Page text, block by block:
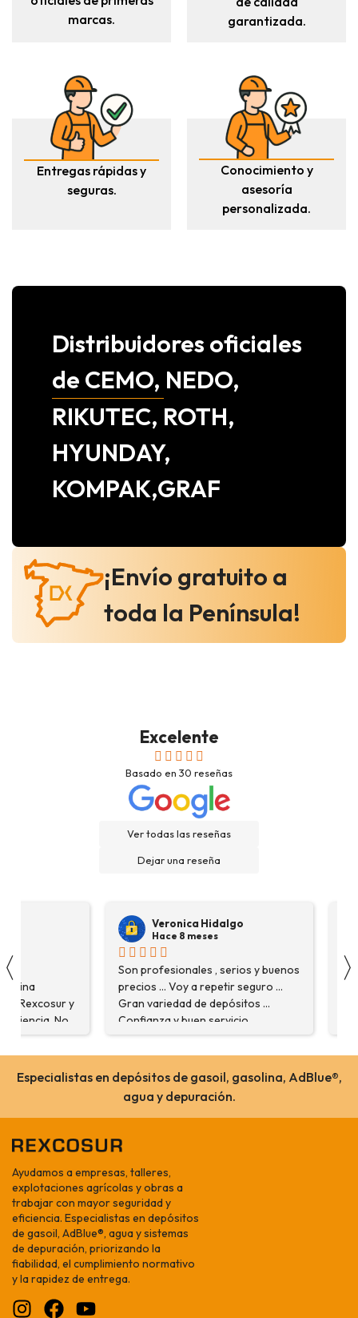
Asesoramiento técnico personalizado.
Envíos rápidos a toda España.
Atención profesional antes y después de la compra.
Excelente relación calidad-precio.
EnREXCOSURtrabajamos para ofrecer soluciones fiables y
duraderas que ayuden a profesionales y particulares a
realizar sus trabajos de jardinería, agricultura y
mantenimiento con la máxima eficacia. Descubre nuestro
marcas.
garantizada.
Entregas rápidas y
seguras.
Conocimiento y
asesoría
personalizada.
Distribuidores oficiales
de CEMO, NEDO,
RIKUTEC, ROTH,
HYUNDAY,
KOMPAK,GRAF
¡Envío gratuito a
toda la Península!
Excelente
Basado en 30 reseñas
Ver todas las reseñas
Dejar una reseña
en Rexcosur y
No
que
con
de que
Salvador,
todo￼
he
varios
muy
Veronica Hidalgo
Hace 8 meses
Son profesionales , serios y buenos
precios ... Voy a repetir seguro ...
Gran variedad de depósitos ...
Confianza y buen servicio.
Especialistas en depósitos de gasoil, gasolina, AdBlue®,
agua y depuración.
Ayudamos a empresas, talleres,
explotaciones agrícolas y obras a
trabajar con mayor seguridad y
eficiencia. Especialistas en depósitos
de gasoil, AdBlue®, agua y sistemas
de depuración, priorizando la
fiabilidad, el cumplimiento normativo
y la rapidez de entrega.